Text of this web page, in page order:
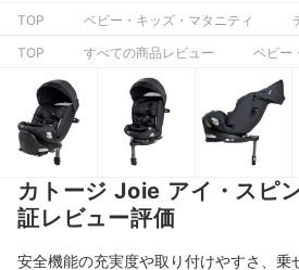
TOP ベビー・キッズ・マタニティ
TOP
すべての商品レビュー ベビー
カトージ Joie アイ・ス
証レビュー評価
安全機能の充実度や取り付けやすさ、乗